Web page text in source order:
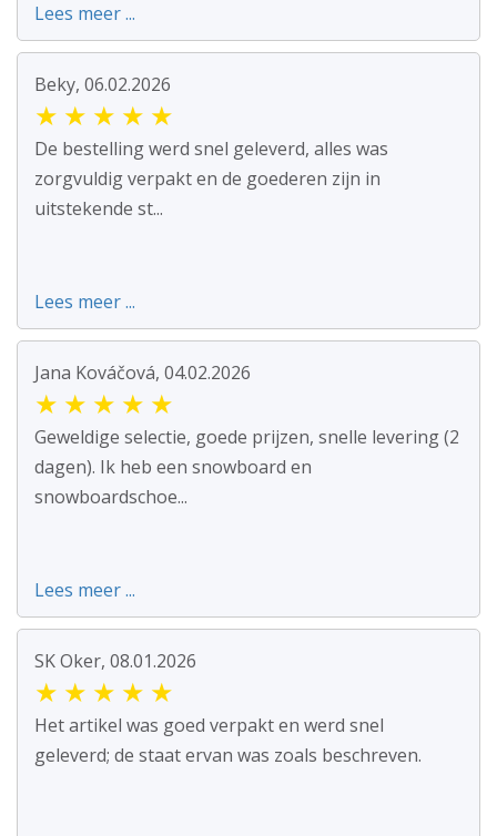
Lees meer ...
Beky, 06.02.2026
★ ★ ★ ★ ★
De bestelling werd snel geleverd, alles was
zorgvuldig verpakt en de goederen zijn in
uitstekende st...
Lees meer ...
Jana Kováčová, 04.02.2026
★ ★ ★ ★ ★
Geweldige selectie, goede prijzen, snelle levering (2
dagen). Ik heb een snowboard en
snowboardschoe...
Lees meer ...
SK Oker, 08.01.2026
★ ★ ★ ★ ★
Het artikel was goed verpakt en werd snel
geleverd; de staat ervan was zoals beschreven.